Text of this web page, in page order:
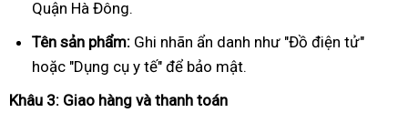
Quận Hà Đông.
Tên sản phẩm: Ghi nhãn ẩn danh như "Đồ điện tử"
hoặc "Dụng cụ y tế" để bảo mật.
Khâu 3: Giao hàng và thanh toán